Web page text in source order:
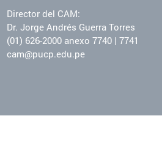
Director del CAM:
Dr. Jorge Andrés Guerra Torres
(01) 626-2000 anexo 7740 | 7741
cam@pucp.edu.pe